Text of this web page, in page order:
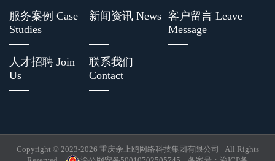
服务案例 Case
Studies
新闻资讯 News 客户留言 Leave
Message
人才招聘 Join
Us
联系我们
Contact
Copyright © 2023-2026 重庆余上鸥网络科技集团有限公司 All Rights